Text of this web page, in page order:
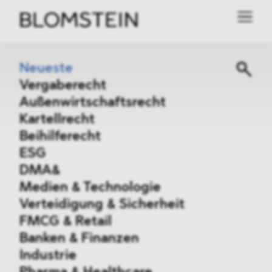
Neueste
Vergaberecht
Außenwirtschaftsrecht
Kartellrecht
Beihilferecht
ESG
DMA&
Medien & Technologie
Verteidigung & Sicherheit
FMCG & Retail
Banken & Finanzen
Industrie